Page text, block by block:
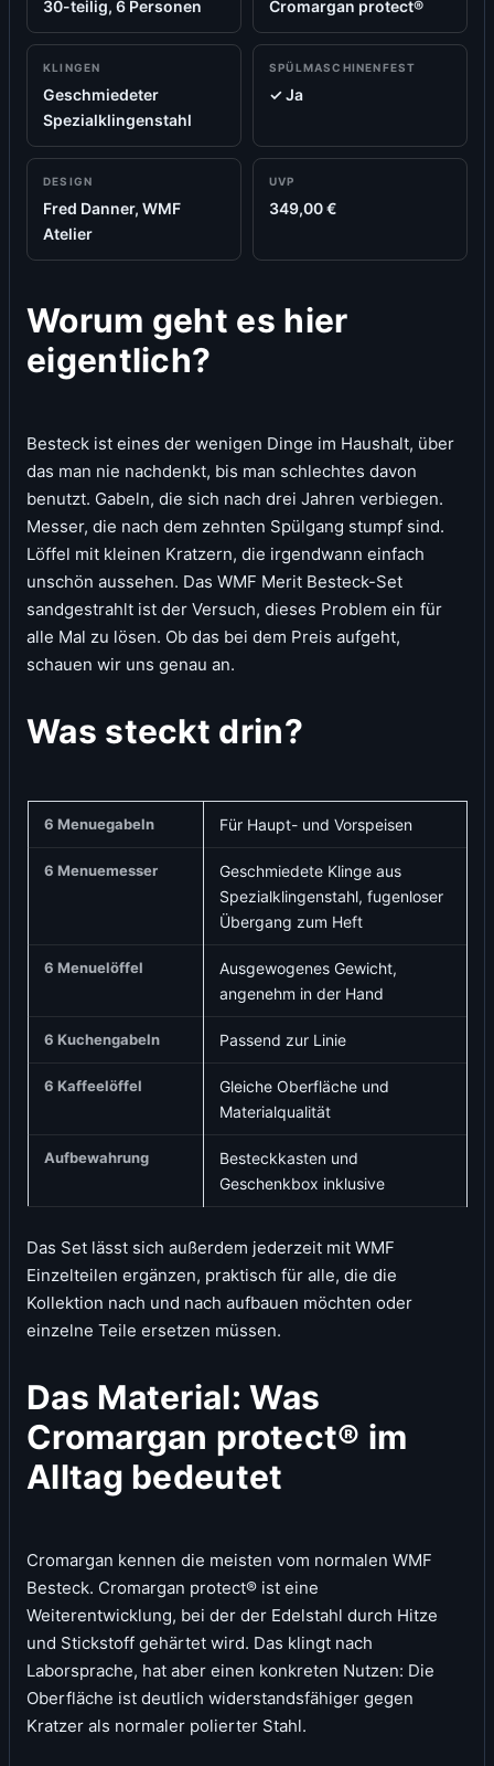
30-teilig, 6 Personen Cromargan protect®
KLINGEN
Geschmiedeter
Spezialklingenstahl
SPÜLMASCHINENFEST
✓ Ja
DESIGN
Fred Danner, WMF
Atelier
UVP
349,00 €
Worum geht es hier
eigentlich?
Besteck ist eines der wenigen Dinge im Haushalt, über
das man nie nachdenkt, bis man schlechtes davon
benutzt. Gabeln, die sich nach drei Jahren verbiegen.
Messer, die nach dem zehnten Spülgang stumpf sind.
Löffel mit kleinen Kratzern, die irgendwann einfach
unschön aussehen. Das WMF Merit Besteck-Set
sandgestrahlt ist der Versuch, dieses Problem ein für
alle Mal zu lösen. Ob das bei dem Preis aufgeht,
schauen wir uns genau an.
Was steckt drin?
6 Menuegabeln Für Haupt- und Vorspeisen
6 Menuemesser
Geschmiedete Klinge aus
Spezialklingenstahl, fugenloser
Übergang zum Heft
6 Menuelöffel
Ausgewogenes Gewicht,
angenehm in der Hand
6 Kuchengabeln Passend zur Linie
6 Kaffeelöffel
Gleiche Oberfläche und
Materialqualität
Aufbewahrung
Besteckkasten und
Geschenkbox inklusive
Das Set lässt sich außerdem jederzeit mit WMF
Einzelteilen ergänzen, praktisch für alle, die die
Kollektion nach und nach aufbauen möchten oder
einzelne Teile ersetzen müssen.
Das Material: Was
Cromargan protect® im
Alltag bedeutet
Cromargan kennen die meisten vom normalen WMF
Besteck. Cromargan protect® ist eine
Weiterentwicklung, bei der der Edelstahl durch Hitze
und Stickstoff gehärtet wird. Das klingt nach
Laborsprache, hat aber einen konkreten Nutzen: Die
Oberfläche ist deutlich widerstandsfähiger gegen
Kratzer als normaler polierter Stahl.